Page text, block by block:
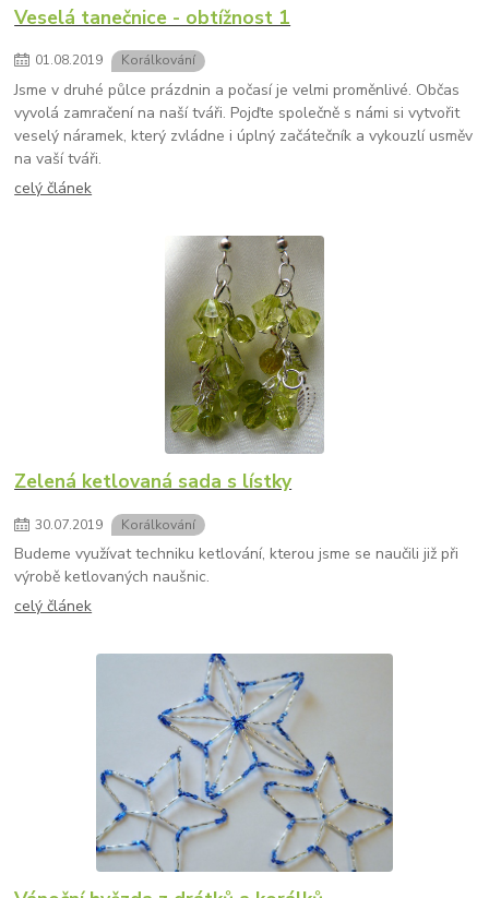
Veselá tanečnice - obtížnost 1
01.08.2019 Korálkování
Jsme v druhé půlce prázdnin a počasí je velmi proměnlivé. Občas
vyvolá zamračení na naší tváři. Pojďte společně s námi si vytvořit
veselý náramek, který zvládne i úplný začátečník a vykouzlí usměv
na vaší tváři.
celý článek
Zelená ketlovaná sada s lístky
30.07.2019 Korálkování
Budeme využívat techniku ketlování, kterou jsme se naučili již při
výrobě ketlovaných naušnic.
celý článek